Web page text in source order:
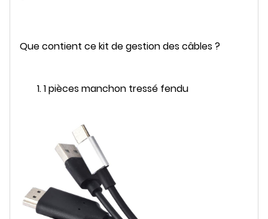
Que contient ce kit de gestion des câbles ?
1 pièces manchon tressé fendu